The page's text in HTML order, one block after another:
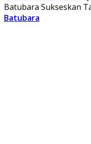
Batubara Sukseskan
Batubara